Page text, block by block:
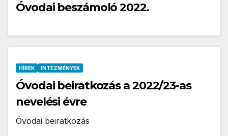
Óvodai beszámoló 2022.
HÍREK INTÉZMÉNYEK
Óvodai beiratkozás a 2022/23-as
nevelési évre
Óvodai beiratkozás